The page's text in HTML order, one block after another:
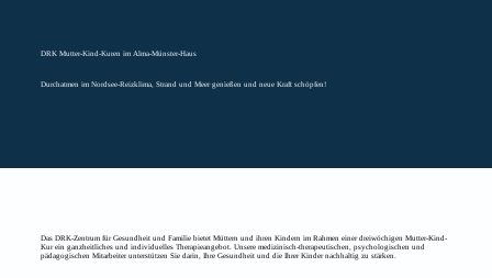
DRK Mutter-Kind-Kuren im Alma-Münster-Haus
Durchatmen im Nordsee-Reizklima, Strand und Meer genießen und neue Kraft schöpfen!
Das DRK-Zentrum für Gesundheit und Familie bietet Müttern und ihren Kindern im Rahmen einer dreiwöchigen Mutter-Kind-
Kur ein ganzheitliches und individuelles Therapieangebot. Unsere medizinisch-therapeutischen, psychologischen und
pädagogischen Mitarbeiter unterstützen Sie darin, Ihre Gesundheit und die Ihrer Kinder nachhaltig zu stärken.